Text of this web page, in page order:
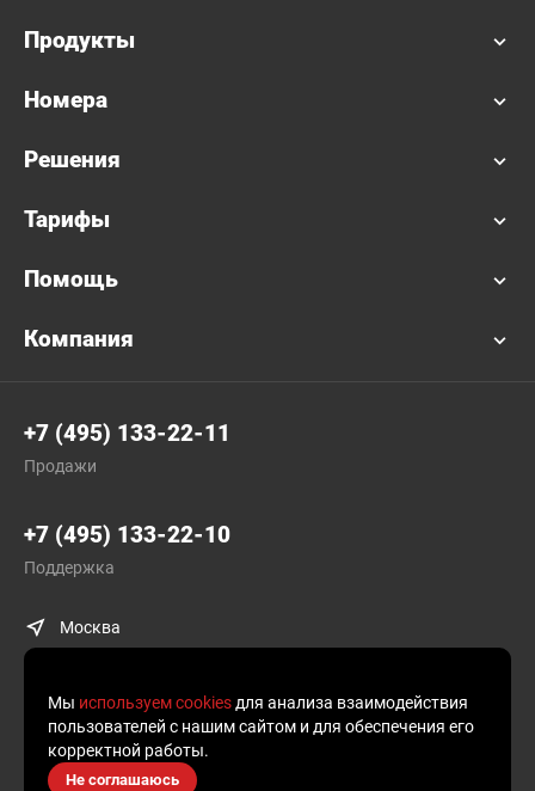
Продукты
Номера
Решения
Тарифы
Помощь
Компания
+7 (495) 133-22-11
Продажи
+7 (495) 133-22-10
Поддержка
Москва
© Plusofon.ru, 2019—2026.
Мы используем cookies для анализа взаимодействия
пользователей с нашим сайтом и для обеспечения его
корректной работы.
Не соглашаюсь